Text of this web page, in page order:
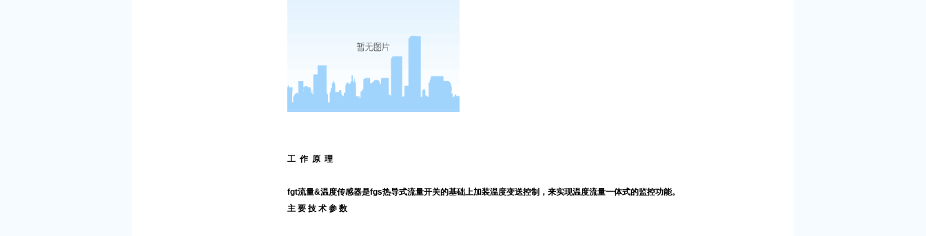
工 作 原 理
fgt流量&温度传感器是fgs热导式流量开关的基础上加装温度变送控制，来实现温度流量一体式的监控功能。
主 要 技 术 参 数